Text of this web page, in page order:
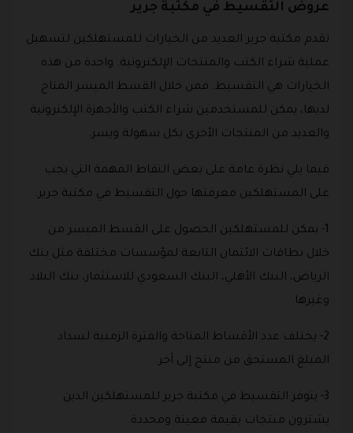
عروض التقسيط في مكتبة جرير
تقدم مكتبة جرير العديد من الخيارات للمستهلكين لتسهيل
عملية شراء الكتب والمنتجات الإلكترونية. واحدة من هذه
الخيارات هي التقسيط. فمن خلال القسط الميسر المتاح
لديها، يمكن للمستخدمين شراء الكتب والأجهزة الإلكترونية
والعديد من المنتجات الأخرى بكل سهولة ويسر.
فيما يلي نظرة عامة على بعض النقاط المهمة التي يجب
على المستهلكين معرفتها حول التقسيط في مكتبة جرير:
1- يمكن للمستهلكين الحصول على القسط الميسر من
خلال بطاقات الائتمان التابعة لمؤسسات مختلفة مثل بنك
الرياض، البنك الأهلي، البنك السعودي للاستثمار، بنك البلاد
وغيرها.
2- يختلف عدد الأقساط المتاحة والفترة الزمنية لسداد
المبلغ المستحق من منتج إلى آخر.
3- يتوفر التقسيط في مكتبة جرير للمستهلكين الذين
يشترون منتجات بقيمة معينة ومحددة.